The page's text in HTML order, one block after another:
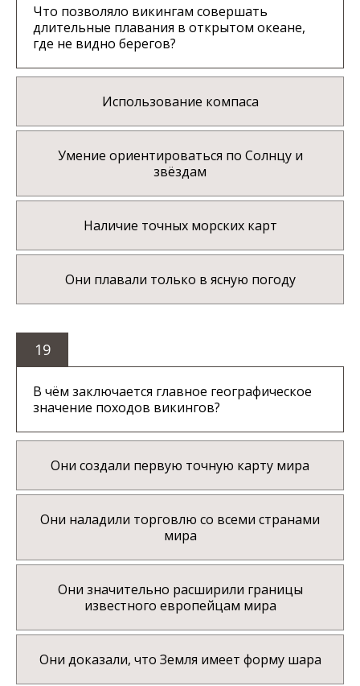
Что позволяло викингам совершать
длительные плавания в открытом океане,
где не видно берегов?
Использование компаса
Умение ориентироваться по Солнцу и
звёздам
Наличие точных морских карт
Они плавали только в ясную погоду
19
В чём заключается главное географическое
значение походов викингов?
Они создали первую точную карту мира
Они наладили торговлю со всеми странами
мира
Они значительно расширили границы
известного европейцам мира
Они доказали, что Земля имеет форму шара